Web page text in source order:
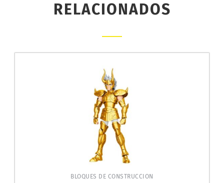
RELACIONADOS
BLOQUES DE CONSTRUCCION